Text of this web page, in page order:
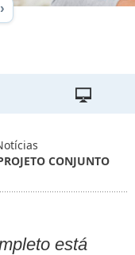
›
CONJUNTO
está